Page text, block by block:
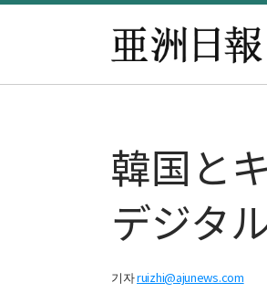
韓国と
デジタ
기자ruizhi@ajunews.com